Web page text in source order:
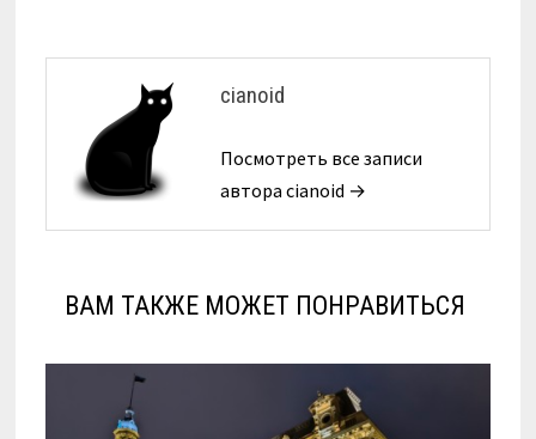
cianoid
Посмотреть все записи
автора cianoid →
ВАМ ТАКЖЕ МОЖЕТ ПОНРАВИТЬСЯ